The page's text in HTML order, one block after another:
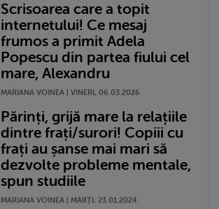
Scrisoarea care a topit
internetului! Ce mesaj
frumos a primit Adela
Popescu din partea fiului cel
mare, Alexandru
MARIANA VOINEA | VINERI, 06.03.2026
Părinți, grijă mare la relațiile
dintre frați/surori! Copiii cu
frați au șanse mai mari să
dezvolte probleme mentale,
spun studiile
MARIANA VOINEA | MARŢI, 23.01.2024